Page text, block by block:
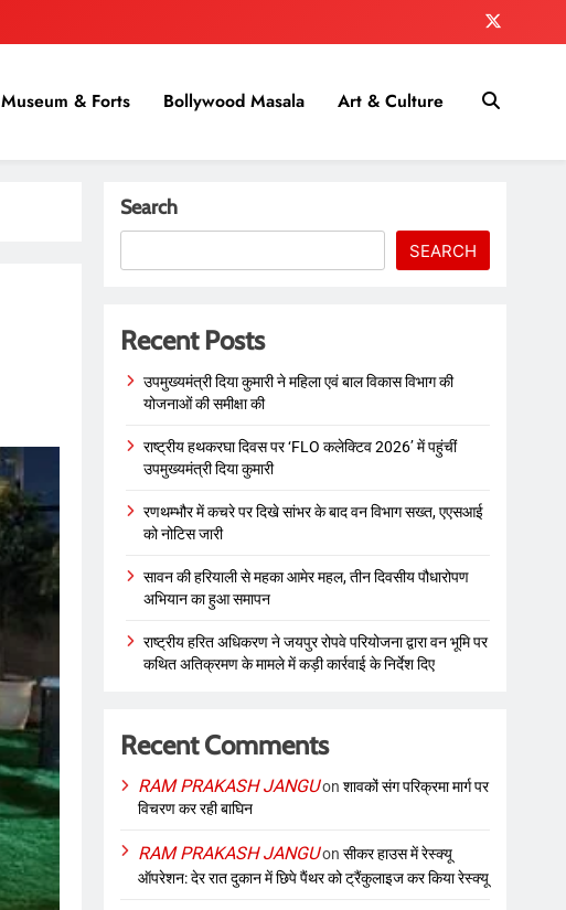
Museum & Forts Bollywood Masala Art & Culture
Search
SEARCH
Recent Posts
उपमुख्यमंत्री दिया कुमारी ने महिला एवं बाल विकास विभाग की
योजनाओं की समीक्षा की
राष्ट्रीय हथकरघा दिवस पर ‘FLO कलेक्टिव 2026’ में पहुंचीं
उपमुख्यमंत्री दिया कुमारी
रणथम्भौर में कचरे पर दिखे सांभर के बाद वन विभाग सख्त, एएसआई
को नोटिस जारी
सावन की हरियाली से महका आमेर महल, तीन दिवसीय पौधारोपण
अभियान का हुआ समापन
राष्ट्रीय हरित अधिकरण ने जयपुर रोपवे परियोजना द्वारा वन भूमि पर
कथित अतिक्रमण के मामले में कड़ी कार्रवाई के निर्देश दिए
Recent Comments
RAM PRAKASH JANGUonशावकों संग परिक्रमा मार्ग पर
विचरण कर रही बाघिन
RAM PRAKASH JANGUonसीकर हाउस में रेस्क्यू
ऑपरेशन: देर रात दुकान में छिपे पैंथर को ट्रैंकुलाइज कर किया रेस्क्यू